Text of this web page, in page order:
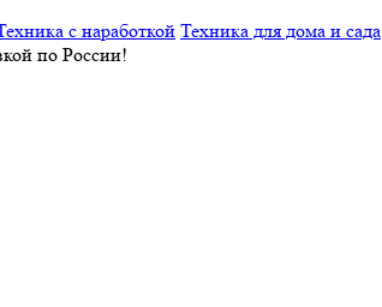
с наработкой Техника для дома и сада
по России!